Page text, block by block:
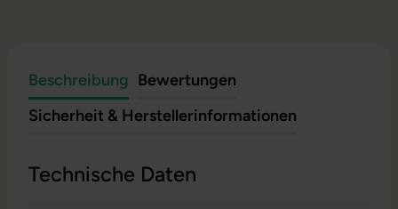
Beschreibung Bewertungen
Sicherheit & Herstellerinformationen
Technische Daten